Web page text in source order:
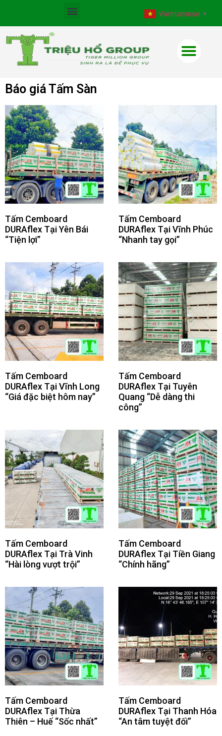
Vietnamese ▼
Báo giá Tấm Sàn
Tấm Cemboard
DURAflex Tại Yên Bái
“Tiện lợi”
Tấm Cemboard
DURAflex Tại Vĩnh Phúc
“Nhanh tay gọi”
Tấm Cemboard
DURAflex Tại Vĩnh Long
“Giá đặc biệt hôm nay”
Tấm Cemboard
DURAflex Tại Tuyên
Quang “Dễ dàng thi
công”
Tấm Cemboard
DURAflex Tại Trà Vinh
“Hài lòng vượt trội”
Tấm Cemboard
DURAflex Tại Tiền Giang
“Chính hãng”
Tấm Cemboard
DURAflex Tại Thừa
Thiên – Huế “Sốc nhất”
Tấm Cemboard
DURAflex Tại Thanh Hóa
“An tâm tuyệt đối”